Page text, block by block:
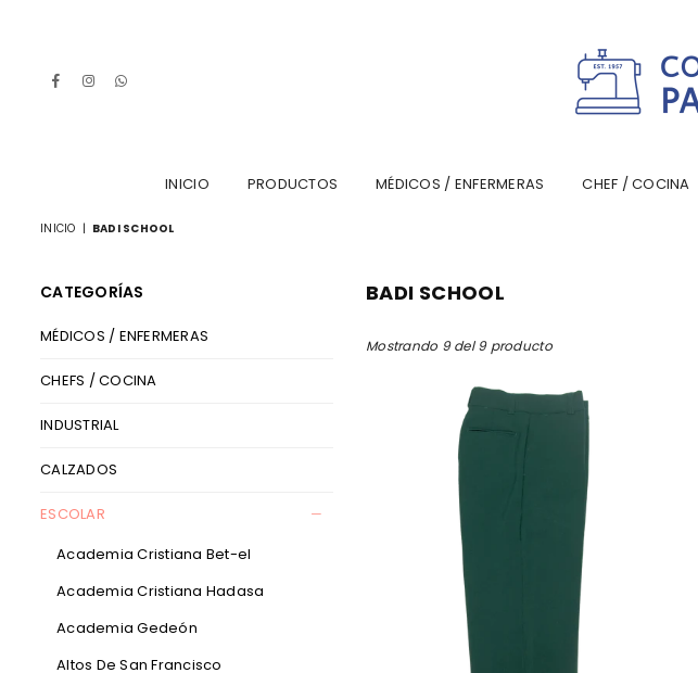
FacebookInstagram
INICIO PRODUCTOS MÉDICOS / ENFERMERAS CHEF / COCINA
INICIO | BADI SCHOOL
CATEGORÍAS
MÉDICOS / ENFERMERAS
CHEFS / COCINA
INDUSTRIAL
CALZADOS
ESCOLAR
Academia Cristiana Bet-el
Academia Cristiana Hadasa
Academia Gedeón
Altos De San Francisco
BADI SCHOOL
Mostrando 9 del 9 producto